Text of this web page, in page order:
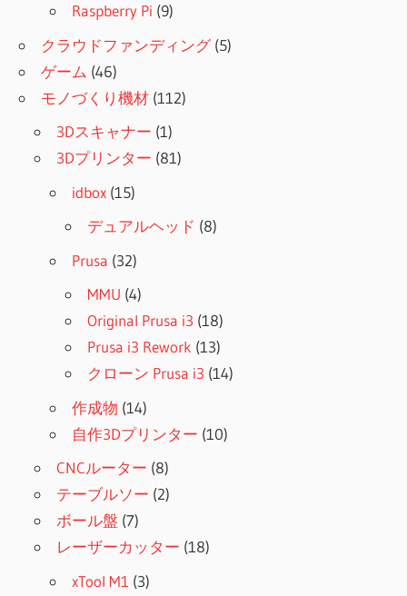
Raspberry Pi (9)
クラウドファンディング(5)
ゲーム (46)
モノづくり機材 (112)
3Dスキャナー (1)
3Dプリンター (81)
idbox (15)
デュアルヘッド (8)
Prusa (32)
MMU (4)
Original Prusa i3 (18)
Prusa i3 Rework (13)
クローン Prusa i3 (14)
作成物 (14)
自作3Dプリンター (10)
CNCルーター (8)
テーブルソー (2)
ボール盤 (7)
レーザーカッター (18)
xTool M1 (3)